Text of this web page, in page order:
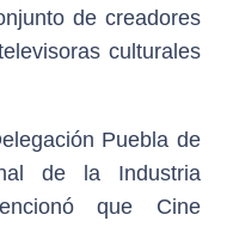
de creadores
culturales
Puebla de
de la Industria
que Cine